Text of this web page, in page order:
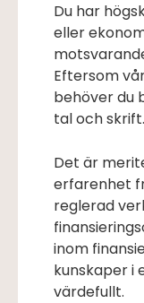
Du har
eller
Eftersom
behöver du
tal och skrift.
Det är
erfarenhet
reglerad
inom
kunskaper i
värdefullt.